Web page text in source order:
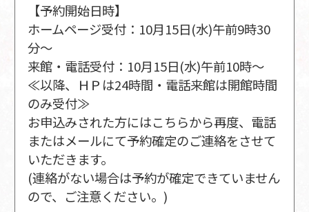
【予約開始日時】
ホームページ受付：10月15日(水)午前9時30
分～
来館・電話受付：10月15日(水)午前10時～
≪以降、ＨＰは24時間・電話来館は開館時間
のみ受付≫
お申込みされた方にはこちらから再度、電話
またはメールにて予約確定のご連絡をさせて
いただきます。
(連絡がない場合は予約が確定できていません
ので、ご注意ください。)